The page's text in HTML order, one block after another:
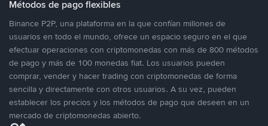
Métodos de pago flexibles
Binance P2P, una plataforma en la que confían millones de
usuarios en todo el mundo, ofrece un espacio seguro en el que
efectuar operaciones con criptomonedas con más de 800 métodos
de pago y más de 100 monedas fiat. Los usuarios pueden
comprar, vender y hacer trading con criptomonedas de forma
sencilla y directamente con otros usuarios. A su vez, pueden
establecer los precios y los métodos de pago que deseen en un
mercado de criptomonedas abierto.